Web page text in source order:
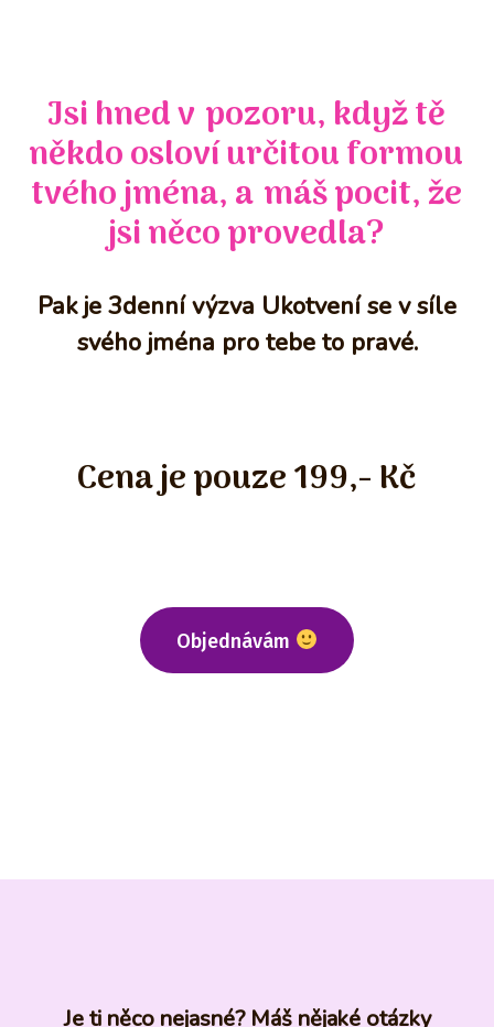
Jsi hned v pozoru, když tě
někdo osloví určitou formou
tvého jména, a máš pocit, že
jsi něco provedla?
Pak je 3denní výzva Ukotvení se v síle
svého jména pro tebe to pravé.
Cena je pouze 199,- Kč
Objednávám
Je ti něco nejasné? Máš nějaké otázky